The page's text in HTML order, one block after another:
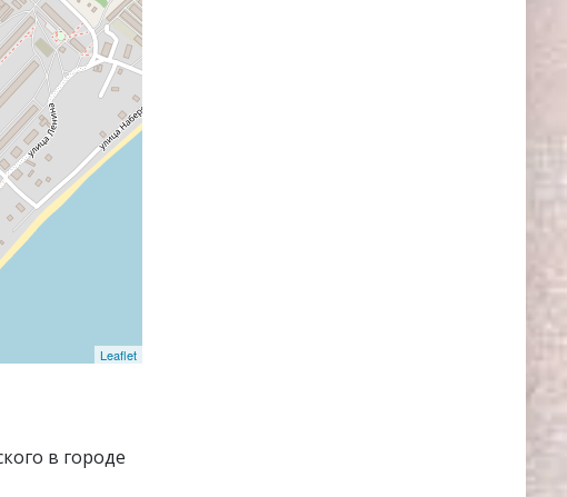
Leaflet
в городе